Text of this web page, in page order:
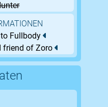
Fullbody
friend of Zoro